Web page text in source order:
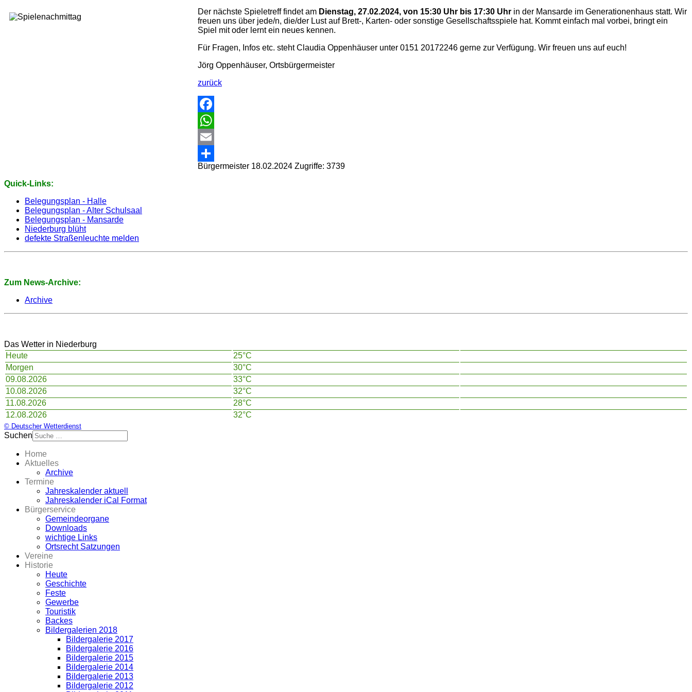
Der nächste Spieletreff findet am Dienstag, 27.02.2024, von 15:30 Uhr bis 17:30 Uhr in der Mansarde im Generationenhaus statt. Wir
freuen uns über jede/n, die/der Lust auf Brett-, Karten- oder sonstige Gesellschaftsspiele hat. Kommt einfach mal vorbei, bringt ein
Spiel mit oder lernt ein neues kennen.
Für Fragen, Infos etc. steht Claudia Oppenhäuser unter 0151 20172246 gerne zur Verfügung. Wir freuen uns auf euch!
Jörg Oppenhäuser, Ortsbürgermeister
zurück
Facebook
WhatsApp
Email
Share
Bürgermeister 18.02.2024 Zugriffe: 3739
Quick-Links:
Belegungsplan - Halle
Belegungsplan - Alter Schulsaal
Belegungsplan - Mansarde
Niederburg blüht
defekte Straßenleuchte melden
Zum News-Archive:
Archive
Das Wetter in Niederburg
Heute
25°C
Morgen
30°C
09.08.2026
33°C
10.08.2026
32°C
11.08.2026
28°C
12.08.2026
32°C
© Deutscher Wetterdienst
Suchen
Home
Aktuelles
Archive
Termine
Jahreskalender aktuell
Jahreskalender iCal Format
Bürgerservice
Gemeindeorgane
Downloads
wichtige Links
Ortsrecht Satzungen
Vereine
Historie
Heute
Geschichte
Feste
Gewerbe
Touristik
Backes
Bildergalerien 2018
Bildergalerie 2017
Bildergalerie 2016
Bildergalerie 2015
Bildergalerie 2014
Bildergalerie 2013
Bildergalerie 2012